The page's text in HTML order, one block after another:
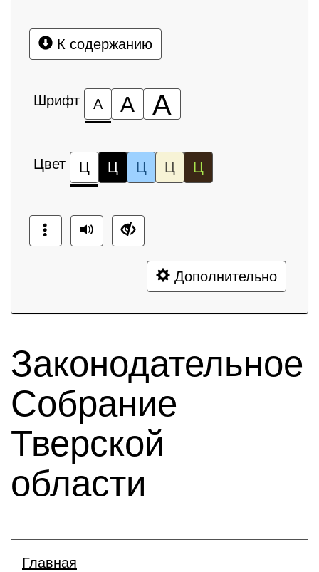
К содержанию
Шрифт А А А
Цвет Ц Ц Ц Ц Ц
Дополнительно
Законодательное
Собрание
Тверской
области
Главная